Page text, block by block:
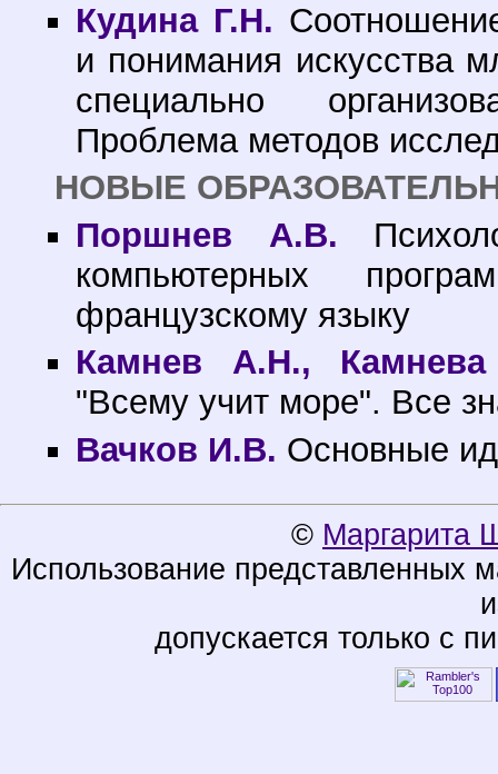
Кудина Г.Н.
и понимания искусства
специально
Проблема методов
НОВЫЕ
Поршнев А.В.
компьютерных
французскому языку
Камнев А.Н.,
"Всему учит море". Все
Вачков И.В. Основные
© Маргарита
Использование представленных
допускается только с